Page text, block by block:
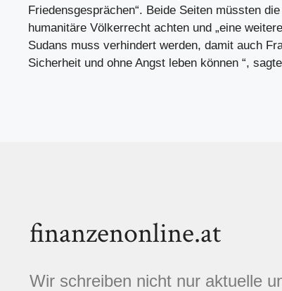
Friedensgesprächen“. Beide Seiten müssten
humanitäre Völkerrecht achten und „eine
Sudans muss verhindert werden, damit auch
Sicherheit und ohne Angst leben können “,
finanzenonline.at
Wir schreiben nicht nur aktuelle